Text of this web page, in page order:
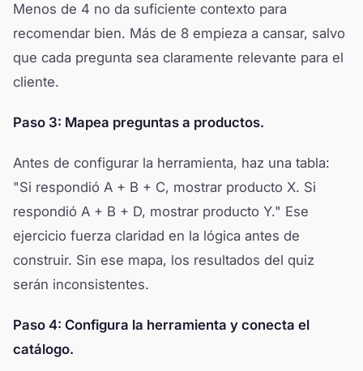
Menos de 4 no da suficiente contexto para
recomendar bien. Más de 8 empieza a cansar, salvo
que cada pregunta sea claramente relevante para el
cliente.
Paso 3: Mapea preguntas a productos.
Antes de configurar la herramienta, haz una tabla:
"Si respondió A + B + C, mostrar producto X. Si
respondió A + B + D, mostrar producto Y." Ese
ejercicio fuerza claridad en la lógica antes de
construir. Sin ese mapa, los resultados del quiz
serán inconsistentes.
Paso 4: Configura la herramienta y conecta el
catálogo.